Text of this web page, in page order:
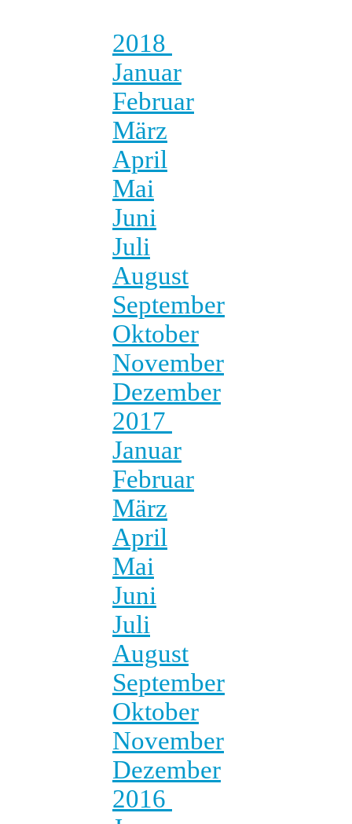
2018
Januar
Februar
März
April
Mai
Juni
Juli
August
September
Oktober
November
Dezember
2017
Januar
Februar
März
April
Mai
Juni
Juli
August
September
Oktober
November
Dezember
2016